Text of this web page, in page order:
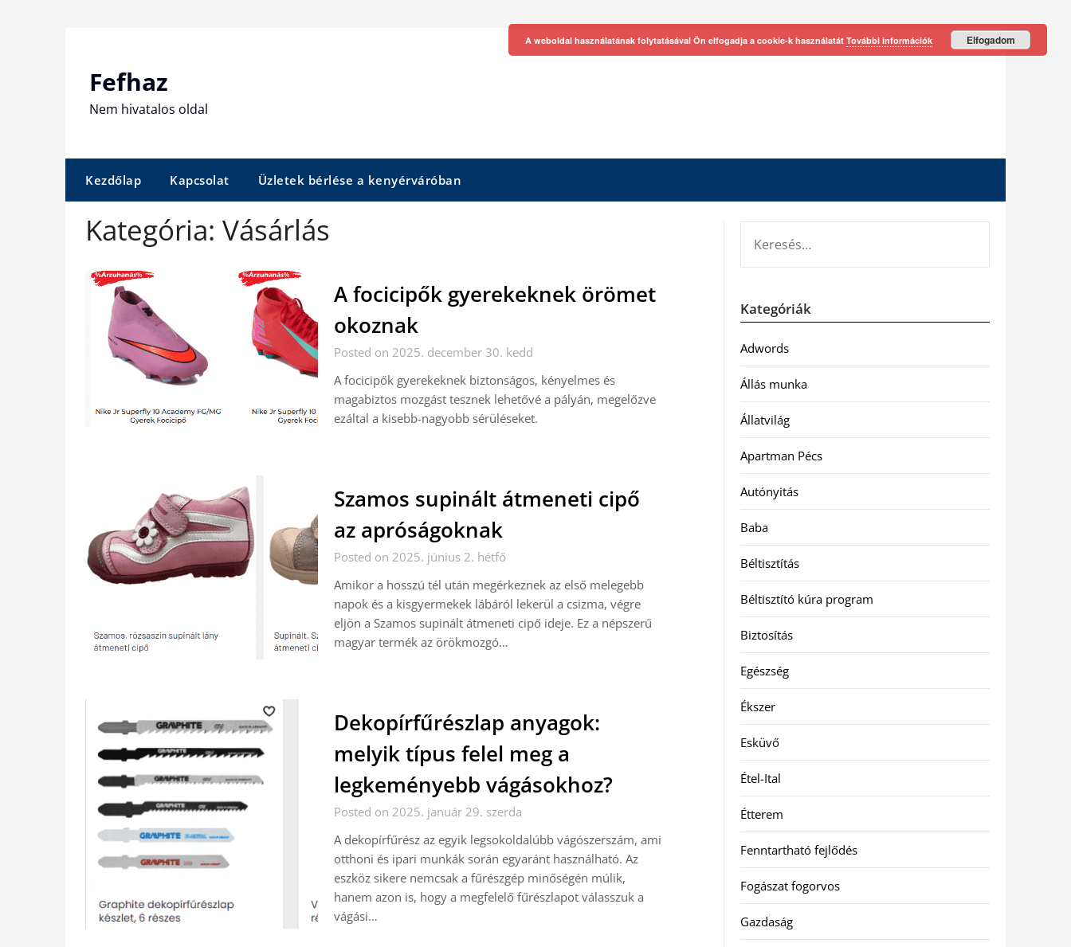
Fefhaz
Nem hivatalos oldal
Kezdőlap Kapcsolat Üzletek bérlése a kenyérváróban
Kategória: Vásárlás
A focicipők gyerekeknek örömet
okoznak
Posted on 2025. december 30. kedd
A focicipők gyerekeknek biztonságos, kényelmes és
magabiztos mozgást tesznek lehetővé a pályán, megelőzve
ezáltal a kisebb-nagyobb sérüléseket.
Szamos supinált átmeneti cipő
az apróságoknak
Posted on 2025. június 2. hétfő
Amikor a hosszú tél után megérkeznek az első melegebb
napok és a kisgyermekek lábáról lekerül a csizma, végre
eljön a Szamos supinált átmeneti cipő ideje. Ez a népszerű
magyar termék az örökmozgó…
Dekopírfűrészlap anyagok:
melyik típus felel meg a
legkeményebb vágásokhoz?
Posted on 2025. január 29. szerda
A dekopírfűrész az egyik legsokoldalúbb vágószerszám, ami
otthoni és ipari munkák során egyaránt használható. Az
eszköz sikere nemcsak a fűrészgép minőségén múlik,
hanem azon is, hogy a megfelelő fűrészlapot válasszuk a
vágási…
Kategóriák
Adwords
Állás munka
Állatvilág
Apartman Pécs
Autónyitás
Baba
Béltisztítás
Béltisztító kúra program
Biztosítás
Egészség
Ékszer
Esküvő
Étel-Ital
Étterem
Fenntartható fejlődés
Fogászat fogorvos
Gazdaság
A weboldal használatának folytatásával Ön elfogadja a cookie-k használatát További információk Elfogadom